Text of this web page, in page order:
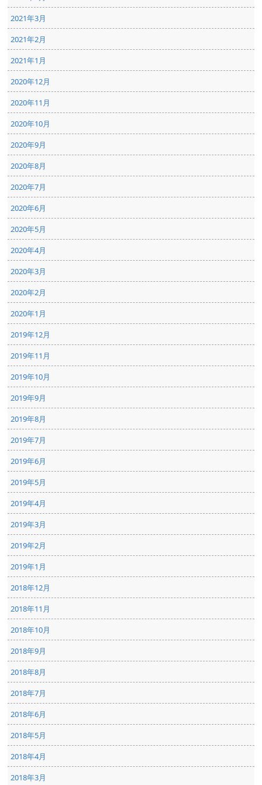
2021年3月
2021年2月
2021年1月
2020年12月
2020年11月
2020年10月
2020年9月
2020年8月
2020年7月
2020年6月
2020年5月
2020年4月
2020年3月
2020年2月
2020年1月
2019年12月
2019年11月
2019年10月
2019年9月
2019年8月
2019年7月
2019年6月
2019年5月
2019年4月
2019年3月
2019年2月
2019年1月
2018年12月
2018年11月
2018年10月
2018年9月
2018年8月
2018年7月
2018年6月
2018年5月
2018年4月
2018年3月